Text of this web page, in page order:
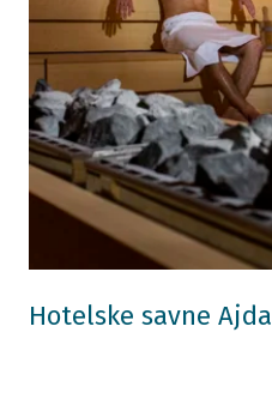
Hotelske savne Ajda